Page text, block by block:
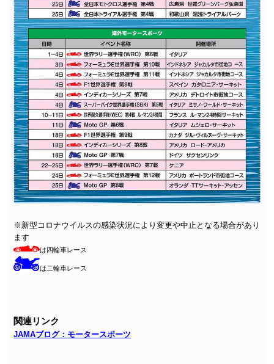
※新型コロナウイルスの感染状況により変更や中止となる場合があり
ます
は四輪車レース
は二輪車レース
関連リンク
JAMAブログ：モータースポーツ